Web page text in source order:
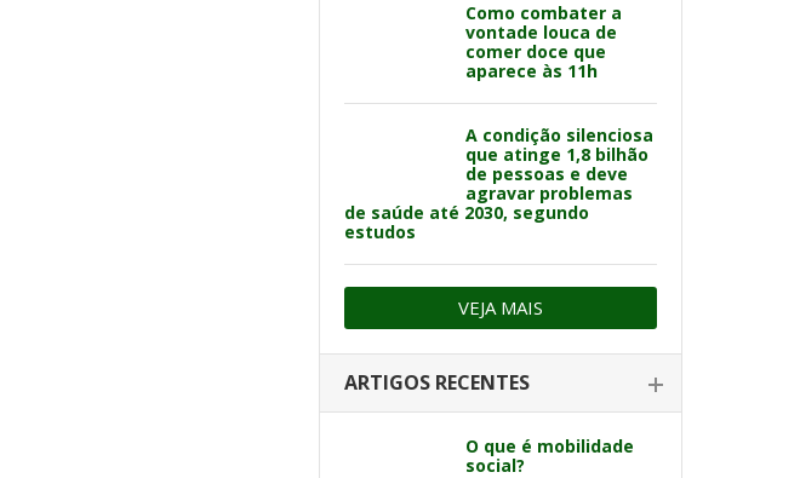
Como combater a
vontade louca de
comer doce que
aparece às 11h
A condição silenciosa
que atinge 1,8 bilhão
de pessoas e deve
agravar problemas
de saúde até 2030, segundo
estudos
VEJA MAIS
ARTIGOS RECENTES
O que é mobilidade
social?